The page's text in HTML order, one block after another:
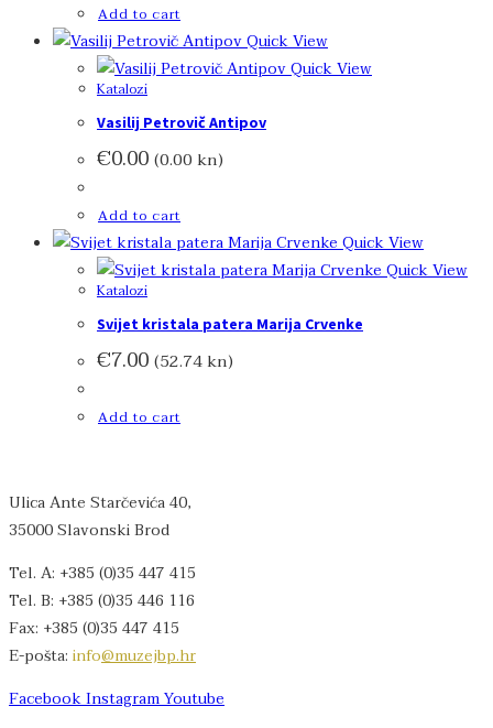
Add to cart
Quick View
Quick View
Katalozi
Vasilij Petrovič Antipov
€0.00(0.00 kn)
Add to cart
Quick View
Quick View
Katalozi
Svijet kristala patera Marija Crvenke
€7.00(52.74 kn)
Add to cart
Ulica Ante Starčevića 40,
35000 Slavonski Brod
Tel. A: +385 (0)35 447 415
Tel. B: +385 (0)35 446 116
Fax: +385 (0)35 447 415
E-pošta: info@muzejbp.hr
FacebookInstagramYoutube